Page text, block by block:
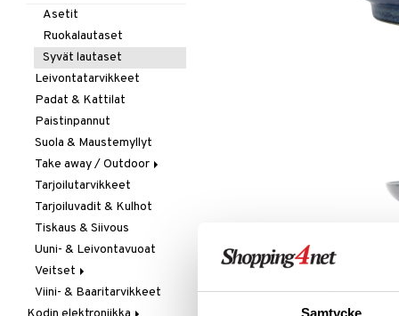
Samtycke
Muut koneet
Vedenkeittimet
Olutlasit
Shamppanjalasit
Snapsi- & Aveclasit
Viinilasit
Whiskey- & Konjakkilasit
Asetit
Ruokalautaset
Syvät lautaset
Leivontatarvikkeet
Padat & Kattilat
Paistinpannut
Suola & Maustemyllyt
Take away / Outdoor
Eväslaatikot
Pullot
Termoskannut
Termosmukit
Tarjoilutarvikkeet
Tarjoiluvadit & Kulhot
Tiskaus & Siivous
Uuni- & Leivontavuoat
Veitset
Erityisveitset
Viini- & Baaritarvikkeet